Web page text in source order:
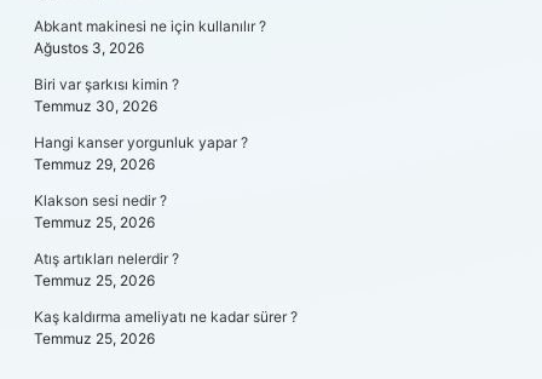
Abkant makinesi ne için kullanılır ?
Ağustos 3, 2026
Biri var şarkısı kimin ?
Temmuz 30, 2026
Hangi kanser yorgunluk yapar ?
Temmuz 29, 2026
Klakson sesi nedir ?
Temmuz 25, 2026
Atış artıkları nelerdir ?
Temmuz 25, 2026
Kaş kaldırma ameliyatı ne kadar sürer ?
Temmuz 25, 2026